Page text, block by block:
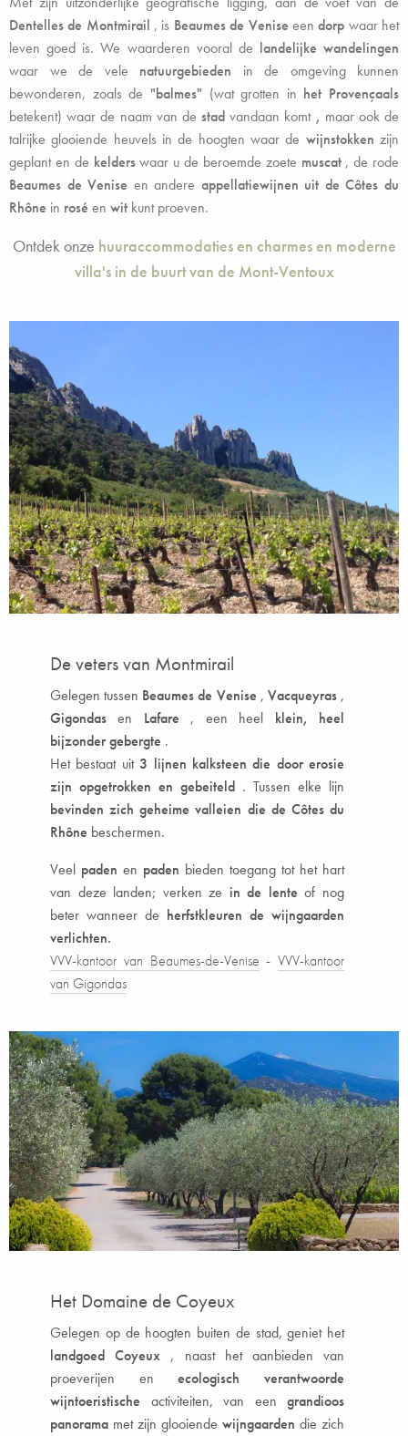
Dentelles de Montmirail , is Beaumes de Venise eendorp waar het
leven goed is. We waarderen vooral de landelijke wandelingen
waar we de vele natuurgebieden in de omgeving kunnen
bewonderen, zoals de "balmes" (wat grotten in het Provençaals
betekent) waar de naam van de stad vandaan komt , maar ook de
talrijke glooiende heuvels in de hoogten waar de wijnstokken zijn
geplant en de kelderswaar u de beroemde zoete muscat, de rode
Beaumes de Venise en andere appellatiewijnen uit de Côtes du
Rhône in rosé en wit kunt proeven.
Ontdek onze huuraccommodaties en charmes en moderne
villa's in de buurt van de Mont-Ventoux
De veters van Montmirail
Gelegen tussen Beaumes de Venise , Vacqueyras,
Gigondas en Lafare , een heel klein, heel
bijzonder gebergte .
Het bestaat uit 3 lijnen kalksteen die door erosie
zijn opgetrokken en gebeiteld . Tussen elke lijn
bevinden zich geheime valleien die de Côtes du
Rhône beschermen.
Veel paden en paden bieden toegang tot het hart
van deze landen; verken ze in de lente of nog
beter wanneer de herfstkleuren de wijngaarden
verlichten.
VVV-kantoor van Beaumes-de-Venise - VVV-kantoor
van Gigondas
Het Domaine de Coyeux
Gelegen op de hoogten buiten de stad, geniet het
landgoed Coyeux , naast het aanbieden van
proeverijen enecologisch verantwoorde
wijntoeristische activiteiten, van een grandioos
panorama met zijn glooiende wijngaarden die zich